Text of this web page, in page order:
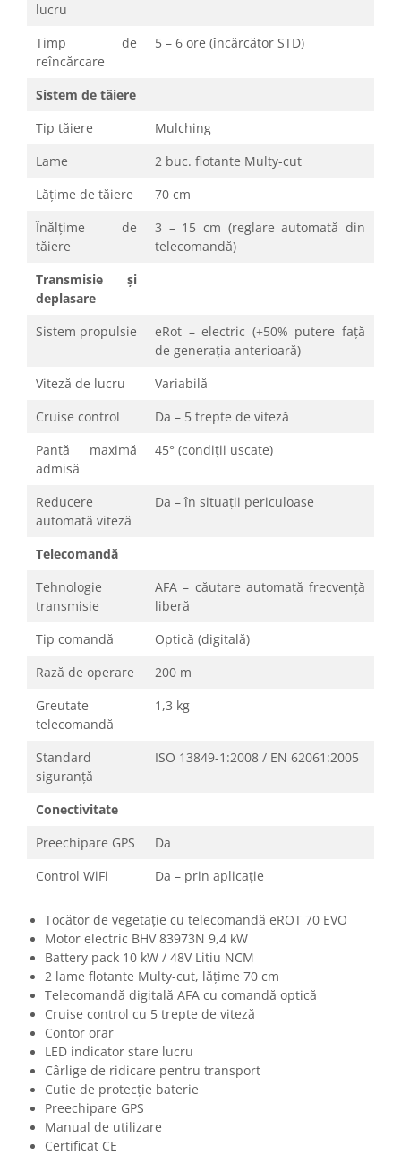
lucru
Timp de
reîncărcare
5 – 6 ore (încărcător STD)
Sistem de tăiere
Tip tăiere
Mulching
Lame
2 buc. flotante Multy-cut
Lățime de tăiere
70 cm
Înălțime de
tăiere
3 – 15 cm (reglare automată din
telecomandă)
Transmisie și
deplasare
Sistem propulsie
eRot – electric (+50% putere față
de generația anterioară)
Viteză de lucru
Variabilă
Cruise control
Da – 5 trepte de viteză
Pantă maximă
admisă
45° (condiții uscate)
Reducere
automată viteză
Da – în situații periculoase
Telecomandă
Tehnologie
transmisie
AFA – căutare automată frecvență
liberă
Tip comandă
Optică (digitală)
Rază de operare
200 m
Greutate
telecomandă
1,3 kg
Standard
siguranță
ISO 13849-1:2008 / EN 62061:2005
Conectivitate
Preechipare GPS
Da
Control WiFi
Da – prin aplicație
Tocător de vegetație cu telecomandă eROT 70 EVO
Motor electric BHV 83973N 9,4 kW
Battery pack 10 kW / 48V Litiu NCM
2 lame flotante Multy-cut, lățime 70 cm
Telecomandă digitală AFA cu comandă optică
Cruise control cu 5 trepte de viteză
Contor orar
LED indicator stare lucru
Cârlige de ridicare pentru transport
Cutie de protecție baterie
Preechipare GPS
Manual de utilizare
Certificat CE